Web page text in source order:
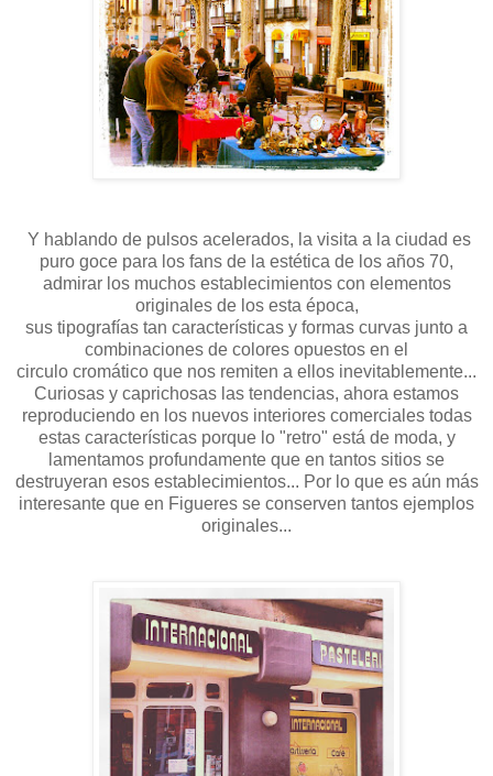
Y hablando de pulsos acelerados, la visita a la ciudad es
puro goce para los fans de la estética de los años 70,
admirar los muchos establecimientos con elementos
originales de los esta época,
sus tipografías tan características y formas curvas junto a
combinaciones de colores opuestos en el
circulo cromático que nos remiten a ellos inevitablemente...
Curiosas y caprichosas las tendencias, ahora estamos
reproduciendo en los nuevos interiores comerciales todas
estas características porque lo "retro" está de moda, y
lamentamos profundamente que en tantos sitios se
destruyeran esos establecimientos... Por lo que es aún más
interesante que en Figueres se conserven tantos ejemplos
originales...